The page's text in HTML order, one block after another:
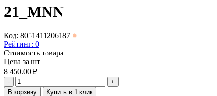
21_MNN
Код: 8051411206187
Рейтинг: 0
Стоимость товара
Цена за шт
8 450.00 ₽
-
+
В корзину
Купить в 1 клик